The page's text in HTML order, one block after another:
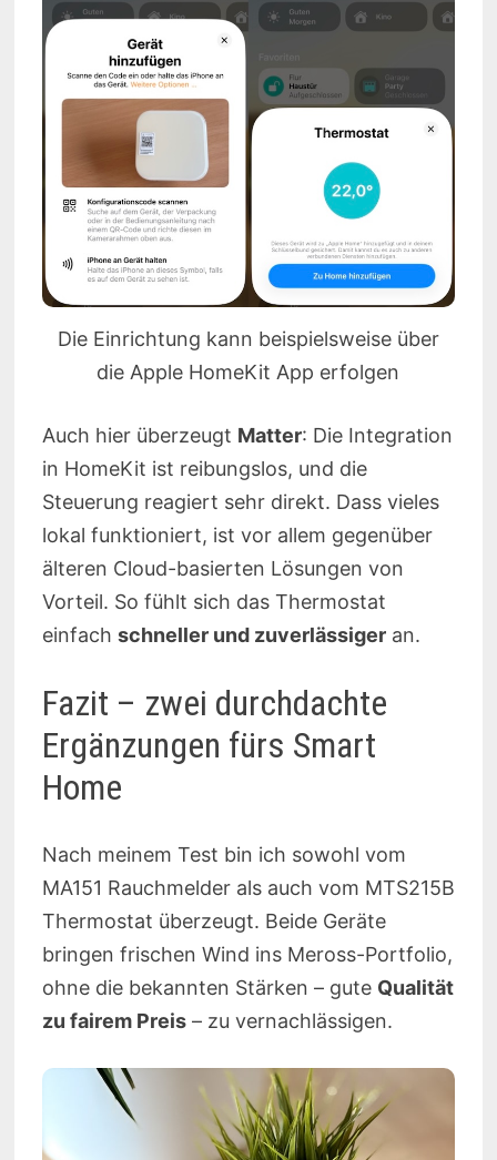
Die Einrichtung kann beispielsweise über
die Apple HomeKit App erfolgen
Auch hier überzeugt Matter: Die Integration
in HomeKit ist reibungslos, und die
Steuerung reagiert sehr direkt. Dass vieles
lokal funktioniert, ist vor allem gegenüber
älteren Cloud-basierten Lösungen von
Vorteil. So fühlt sich das Thermostat
einfach schneller und zuverlässigeran.
Fazit – zwei durchdachte
Ergänzungen fürs Smart
Home
Nach meinem Test bin ich sowohl vom
MA151 Rauchmelder als auch vom MTS215B
Thermostat überzeugt. Beide Geräte
bringen frischen Wind ins Meross-Portfolio,
ohne die bekannten Stärken – gute Qualität
zu fairem Preis– zu vernachlässigen.